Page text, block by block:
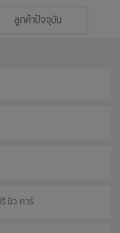
ลูกค้าปัจจุบัน
นิว คาร์